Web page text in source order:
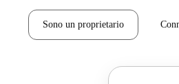
Sono un proprietario